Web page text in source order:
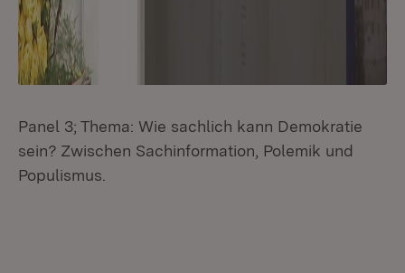
Panel 3; Thema: Wie sachlich kann Demokratie
sein? Zwischen Sachinformation, Polemik und
Populismus.